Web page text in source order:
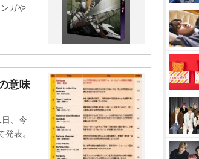
ンガ
意味
、今
表。